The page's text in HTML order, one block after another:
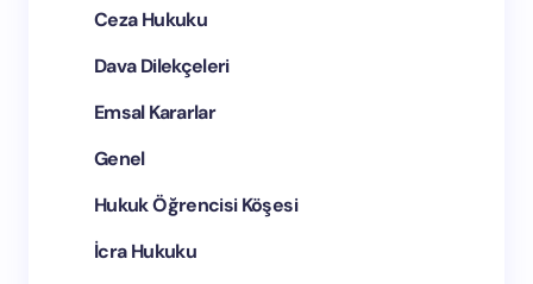
tarayıcıya kaydedin.
Ceza Hukuku
Dava Dilekçeleri
Emsal Kararlar
Genel
Hukuk Öğrencisi Köşesi
İcra Hukuku